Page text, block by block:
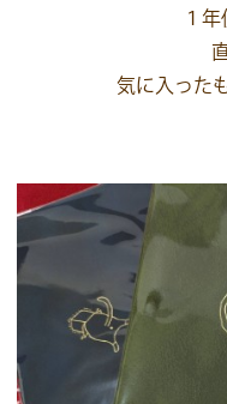
１
気に入った